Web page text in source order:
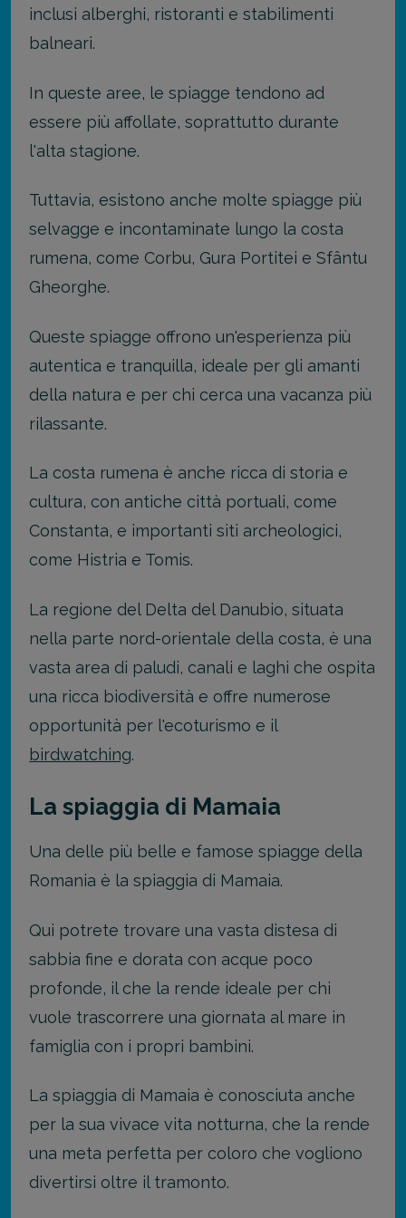
inclusi alberghi, ristoranti e stabilimenti
balneari.
In queste aree, le spiagge tendono ad
essere più affollate, soprattutto durante
l'alta stagione.
Tuttavia, esistono anche molte spiagge più
selvagge e incontaminate lungo la costa
rumena, come Corbu, Gura Portitei e Sfântu
Gheorghe.
Queste spiagge offrono un'esperienza più
autentica e tranquilla, ideale per gli amanti
della natura e per chi cerca una vacanza più
rilassante.
La costa rumena è anche ricca di storia e
cultura, con antiche città portuali, come
Constanta, e importanti siti archeologici,
come Histria e Tomis.
La regione del Delta del Danubio, situata
nella parte nord-orientale della costa, è una
vasta area di paludi, canali e laghi che ospita
una ricca biodiversità e offre numerose
opportunità per l'ecoturismo e il
birdwatching.
La spiaggia di Mamaia
Una delle più belle e famose spiagge della
Romania è la spiaggia di Mamaia.
Qui potrete trovare una vasta distesa di
sabbia fine e dorata con acque poco
profonde, il che la rende ideale per chi
vuole trascorrere una giornata al mare in
famiglia con i propri bambini.
La spiaggia di Mamaia è conosciuta anche
per la sua vivace vita notturna, che la rende
una meta perfetta per coloro che vogliono
divertirsi oltre il tramonto.